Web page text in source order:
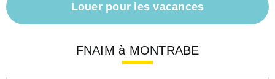
Louer pour les vacances
FNAIM à MONTRABE